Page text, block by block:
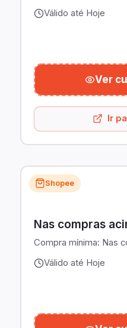
Válido até Hoje
Ver
Ir
Shopee
Nas compras
Compra mínima: Nas
Válido até Hoje